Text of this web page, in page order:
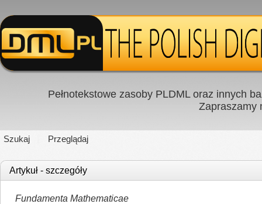
Pełnotekstowe zasoby PLDML oraz innych
Zapraszamy
Szukaj Przeglądaj
Artykuł - szczegóły
Fundamenta Mathematicae